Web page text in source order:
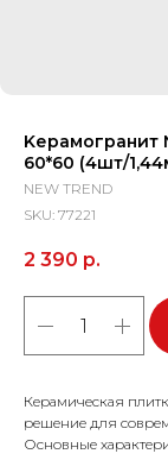
Kерамогранит
60*60 (4шт/
NEW TREND
SKU: 77221
2 390 р.
Керамическая
решение для
Основные